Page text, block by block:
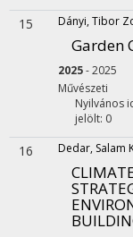
15 Dányi, Tibor
Garden
2025- 2025
Művészeti
Nyilvános
jelölt: 0
16 Dedar, Salam